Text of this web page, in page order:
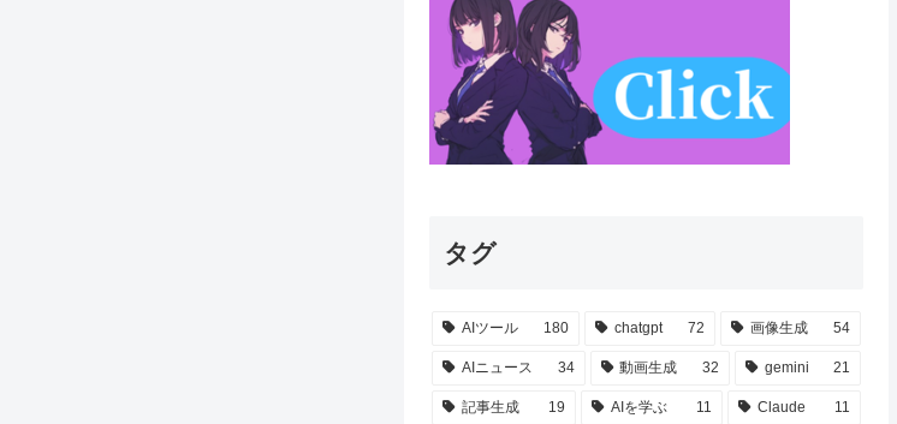
タグ
AIツール 180 chatgpt 72 画像生成 54
AIニュース 34 動画生成 32 gemini 21
記事生成 19 AIを学ぶ 11 Claude 11